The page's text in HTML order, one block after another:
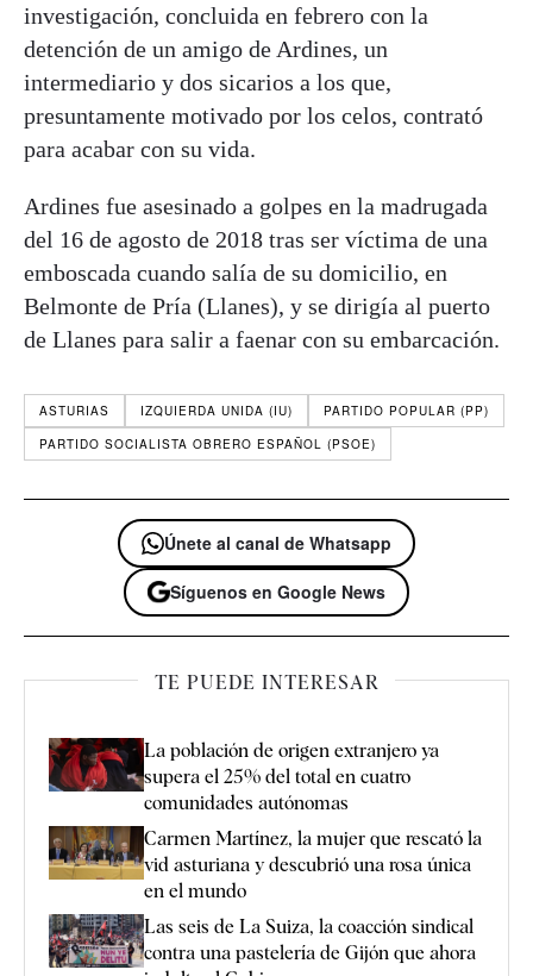
investigación, concluida en febrero con la
detención de un amigo de Ardines, un
intermediario y dos sicarios a los que,
presuntamente motivado por los celos, contrató
para acabar con su vida.
Ardines fue asesinado a golpes en la madrugada
del 16 de agosto de 2018 tras ser víctima de una
emboscada cuando salía de su domicilio, en
Belmonte de Pría (Llanes), y se dirigía al puerto
de Llanes para salir a faenar con su embarcación.
ASTURIAS IZQUIERDA UNIDA (IU)
PARTIDO POPULAR (PP)
PARTIDO SOCIALISTA OBRERO ESPAÑOL (PSOE)
Únete al canal de Whatsapp
Síguenos en Google News
TE PUEDE INTERESAR
La población de origen extranjero ya
supera el 25% del total en cuatro
comunidades autónomas
Carmen Martínez, la mujer que rescató la
vid asturiana y descubrió una rosa única
en el mundo
Las seis de La Suiza, la coacción sindical
contra una pastelería de Gijón que ahora